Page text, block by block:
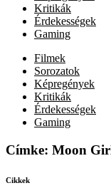
Kritikák
Érdekességek
Gaming
Filmek
Sorozatok
Képregények
Kritikák
Érdekességek
Gaming
Címke: Moon
Cikkek